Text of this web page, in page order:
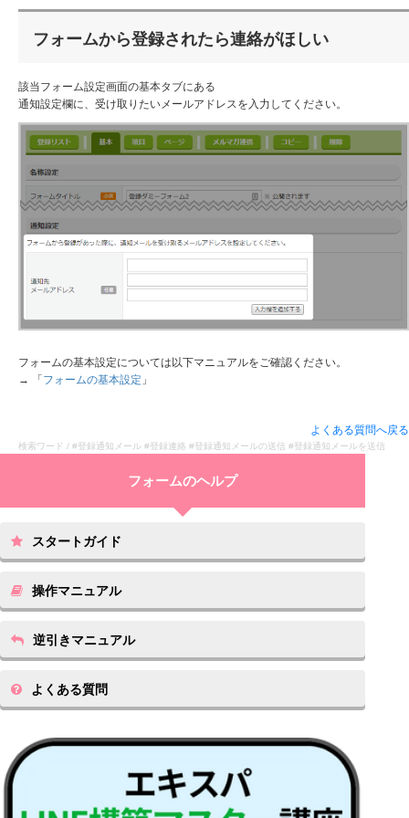
フォームから登録されたら連絡がほしい
該当フォーム設定画面の基本タブにある
通知設定欄に、受け取りたいメールアドレスを入力してください。
フォームの基本設定については以下マニュアルをご確認ください。
→ 「 フォームの基本設定 」
よくある質問へ戻る
検索ワード / #登録通知メール #登録連絡 #登録通知メールの送信 #登録通知メールを送信
スタートガイド
操作マニュアル
逆引きマニュアル
よくある質問